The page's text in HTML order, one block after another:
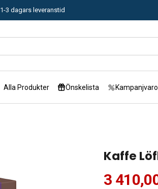
1-3 dagars leveranstid
Alla Produkter Önskelista
Kaffe
3